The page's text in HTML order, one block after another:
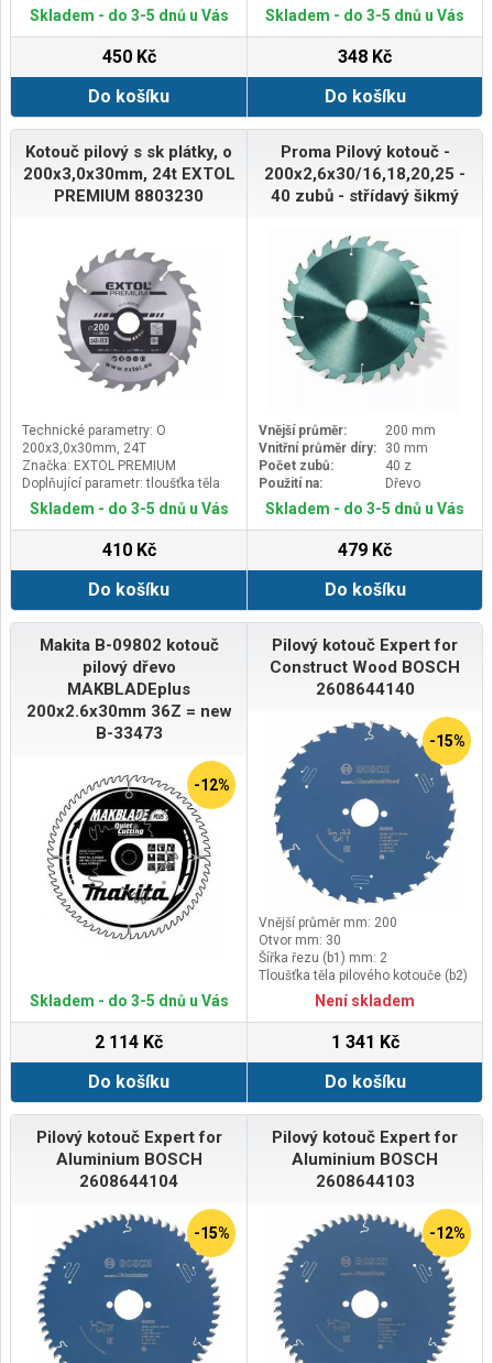
mm: 1,6
Skladem - do 3-5 dnů u Vás
450 Kč
Do košíku
mm: 1,6
Skladem - do 3-5 dnů u Vás
348 Kč
Do košíku
Kotouč pilový s sk plátky, o
200x3,0x30mm, 24t EXTOL
PREMIUM 8803230
Technické parametry: O
200x3,0x30mm, 24T
Značka: EXTOL PREMIUM
Doplňující parametr: tloušťka těla
kotouče 2,2mm, max.ot. 7000/min.
Skladem - do 3-5 dnů u Vás
410 Kč
Do košíku
Proma Pilový kotouč -
200x2,6x30/16,18,20,25 -
40 zubů - střídavý šikmý
Vnější průměr:
200 mm
Vnitřní průměr díry:
30 mm
Počet zubů:
40 z
Použití na:
Dřevo
Skladem - do 3-5 dnů u Vás
479 Kč
Do košíku
Makita B-09802 kotouč
pilový dřevo
MAKBLADEplus
200x2.6x30mm 36Z = new
B-33473
-12%
Skladem - do 3-5 dnů u Vás
2 114 Kč
Do košíku
Pilový kotouč Expert for
Construct Wood BOSCH
2608644140
-15%
Vnější průměr mm: 200
Otvor mm: 30
Šířka řezu (b1) mm: 2
Tloušťka těla pilového kotouče (b2)
Není skladem
1 341 Kč
Do košíku
Pilový kotouč Expert for
Aluminium BOSCH
2608644104
-15%
Pilový kotouč Expert for
Aluminium BOSCH
2608644103
-12%